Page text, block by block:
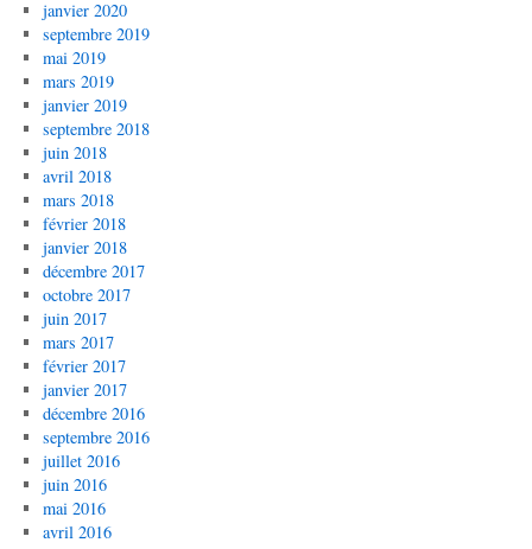
janvier 2020
septembre 2019
mai 2019
mars 2019
janvier 2019
septembre 2018
juin 2018
avril 2018
mars 2018
février 2018
janvier 2018
décembre 2017
octobre 2017
juin 2017
mars 2017
février 2017
janvier 2017
décembre 2016
septembre 2016
juillet 2016
juin 2016
mai 2016
avril 2016